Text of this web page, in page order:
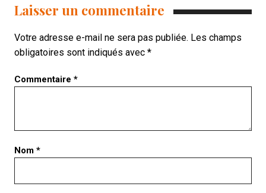
Laisser un commentaire
Votre adresse e-mail ne sera pas publiée. Les champs
obligatoires sont indiqués avec *
Commentaire *
Nom *